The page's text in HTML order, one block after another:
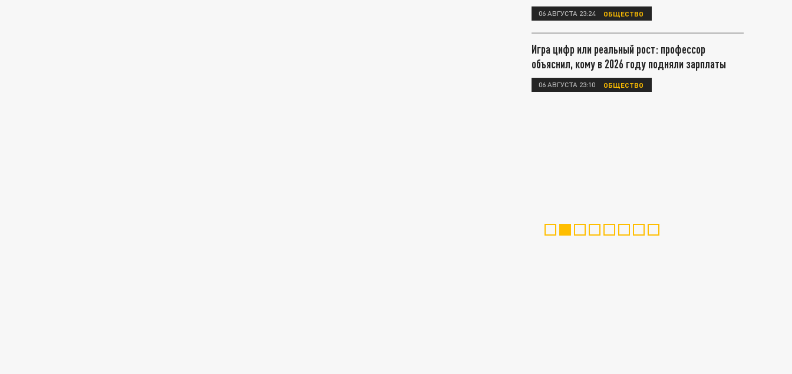
06 АВГУСТА 23:24 ОБЩЕСТВО
Игра цифр или реальный рост: профессор
объяснил, кому в 2026 году подняли зарплаты
06 АВГУСТА 23:10 ОБЩЕСТВО